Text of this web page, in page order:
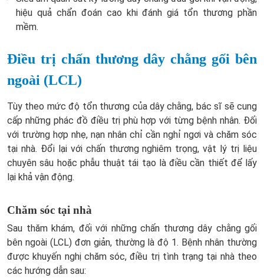
hiệu quả chẩn đoán cao khi đánh giá tổn thương phần
mềm.
Điều trị chấn thương dây chằng gối bên
ngoài (LCL)
Tùy theo mức độ tổn thương của dây chằng, bác sĩ sẽ cung
cấp những phác đồ điều trị phù hợp với từng bệnh nhân. Đối
với trường hợp nhẹ, nạn nhân chỉ cần nghỉ ngơi và chăm sóc
tại nhà. Đổi lại với chấn thương nghiêm trọng, vật lý trị liệu
chuyên sâu hoặc phẫu thuật tái tạo là điều cần thiết để lấy
lại khả vận động.
Chăm sóc tại nhà
Sau thăm khám, đối với những chấn thương dây chằng gối
bên ngoài (LCL) đơn giản, thường là độ 1. Bệnh nhân thường
được khuyến nghị chăm sóc, điều trị tình trạng tại nhà theo
các hướng dẫn sau: